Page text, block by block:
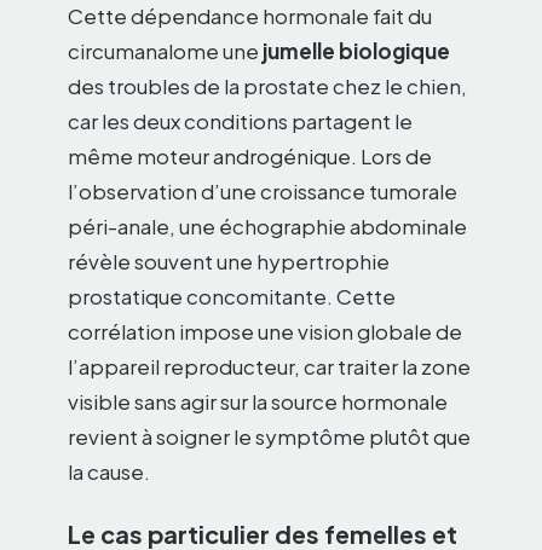
Cette dépendance hormonale fait du
circumanalome une jumelle biologique
des troubles de la prostate chez le chien,
car les deux conditions partagent le
même moteur androgénique. Lors de
l’observation d’une croissance tumorale
péri-anale, une échographie abdominale
révèle souvent une hypertrophie
prostatique concomitante. Cette
corrélation impose une vision globale de
l’appareil reproducteur, car traiter la zone
visible sans agir sur la source hormonale
revient à soigner le symptôme plutôt que
la cause.
Le cas particulier des femelles et